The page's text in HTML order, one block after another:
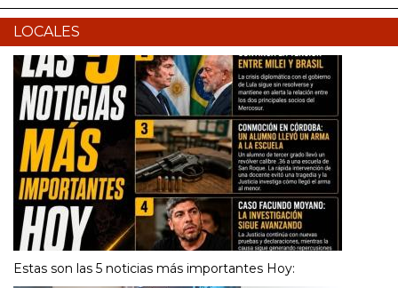
LOCALES
Estas son las 5 noticias más importantes Hoy: